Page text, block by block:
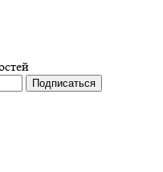
Подписаться